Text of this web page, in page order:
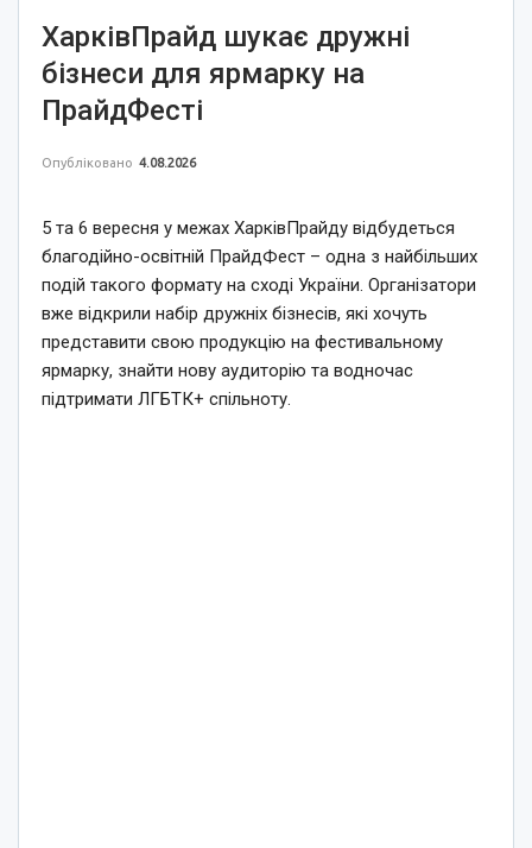
ХарківПрайд шукає дружні
бізнеси для ярмарку на
ПрайдФесті
Опубліковано 4.08.2026
5 та 6 вересня у межах ХарківПрайду відбудеться
благодійно-освітній ПрайдФест – одна з найбільших
подій такого формату на сході України. Організатори
вже відкрили набір дружніх бізнесів, які хочуть
представити свою продукцію на фестивальному
ярмарку, знайти нову аудиторію та водночас
підтримати ЛГБТК+ спільноту.